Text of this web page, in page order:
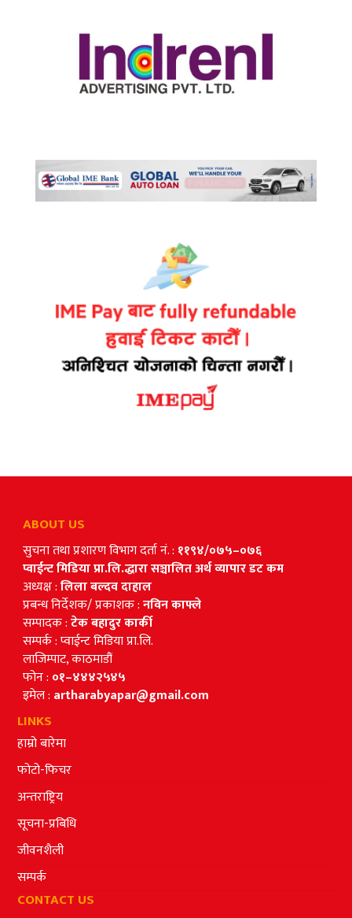
ABOUT US
सुचना तथा प्रशारण विभाग दर्ता नं. : ११९४/०७५–०७६
प्वाईन्ट मिडिया प्रा.लि.द्धारा सञ्चालित अर्थ व्यापार डट कम
अध्यक्ष :लिला बल्दव दाहाल
प्रबन्ध निर्देशक/ प्रकाशक :नविन काफ्ले
सम्पादक :टेक बहादुर कार्की
सम्पर्क : प्वाईन्ट मिडिया प्रा.लि.
लाजिम्पाट, काठमाडौं
फोन : ०१–४४४२५४५
इमेल : artharabyapar@gmail.com
LINKS
हाम्रो बारेमा
फोटो-फिचर
अन्तराष्ट्रिय
सूचना-प्रबिधि
जीवनशैली
सम्पर्क
CONTACT US